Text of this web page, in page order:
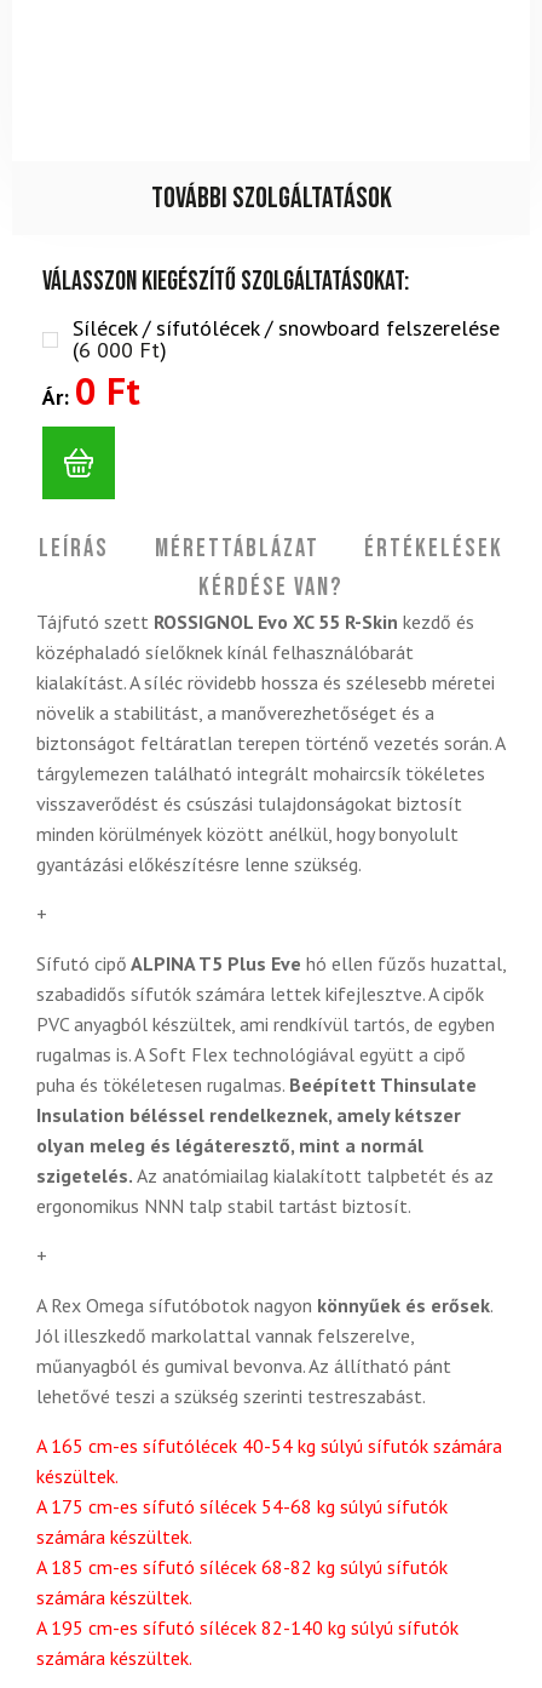
További szolgáltatások
Válasszon kiegészítő szolgáltatásokat:
Sílécek / sífutólécek / snowboard felszerelése
(6 000 Ft)
Ár: 0 Ft
Leírás Mérettáblázat
Értékelések
Kérdése van?
Tájfutó szett ROSSIGNOL Evo XC 55 R-Skin kezdő és
középhaladó síelőknek kínál felhasználóbarát
kialakítást. A síléc rövidebb hossza és szélesebb méretei
növelik a stabilitást, a manőverezhetőséget és a
biztonságot feltáratlan terepen történő vezetés során. A
tárgylemezen található integrált mohaircsík tökéletes
visszaverődést és csúszási tulajdonságokat biztosít
minden körülmények között anélkül, hogy bonyolult
gyantázási előkészítésre lenne szükség.
+
Sífutó cipő ALPINA T5 Plus Eve hó ellen fűzős huzattal,
szabadidős sífutók számára lettek kifejlesztve. A cipők
PVC anyagból készültek, ami rendkívül tartós, de egyben
rugalmas is. A Soft Flex technológiával együtt a cipő
puha és tökéletesen rugalmas. Beépített Thinsulate
Insulation béléssel rendelkeznek, amely kétszer
olyan meleg és légáteresztő, mint a normál
szigetelés. Az anatómiailag kialakított talpbetét és az
ergonomikus NNN talp stabil tartást biztosít.
+
A Rex Omega sífutóbotok nagyon könnyűek és erősek.
Jól illeszkedő markolattal vannak felszerelve,
műanyagból és gumival bevonva. Az állítható pánt
lehetővé teszi a szükség szerinti testreszabást.
A 165 cm-es sífutólécek 40-54 kg súlyú sífutók számára
készültek.
A 175 cm-es sífutó sílécek 54-68 kg súlyú sífutók
számára készültek.
A 185 cm-es sífutó sílécek 68-82 kg súlyú sífutók
számára készültek.
A 195 cm-es sífutó sílécek 82-140 kg súlyú sífutók
számára készültek.